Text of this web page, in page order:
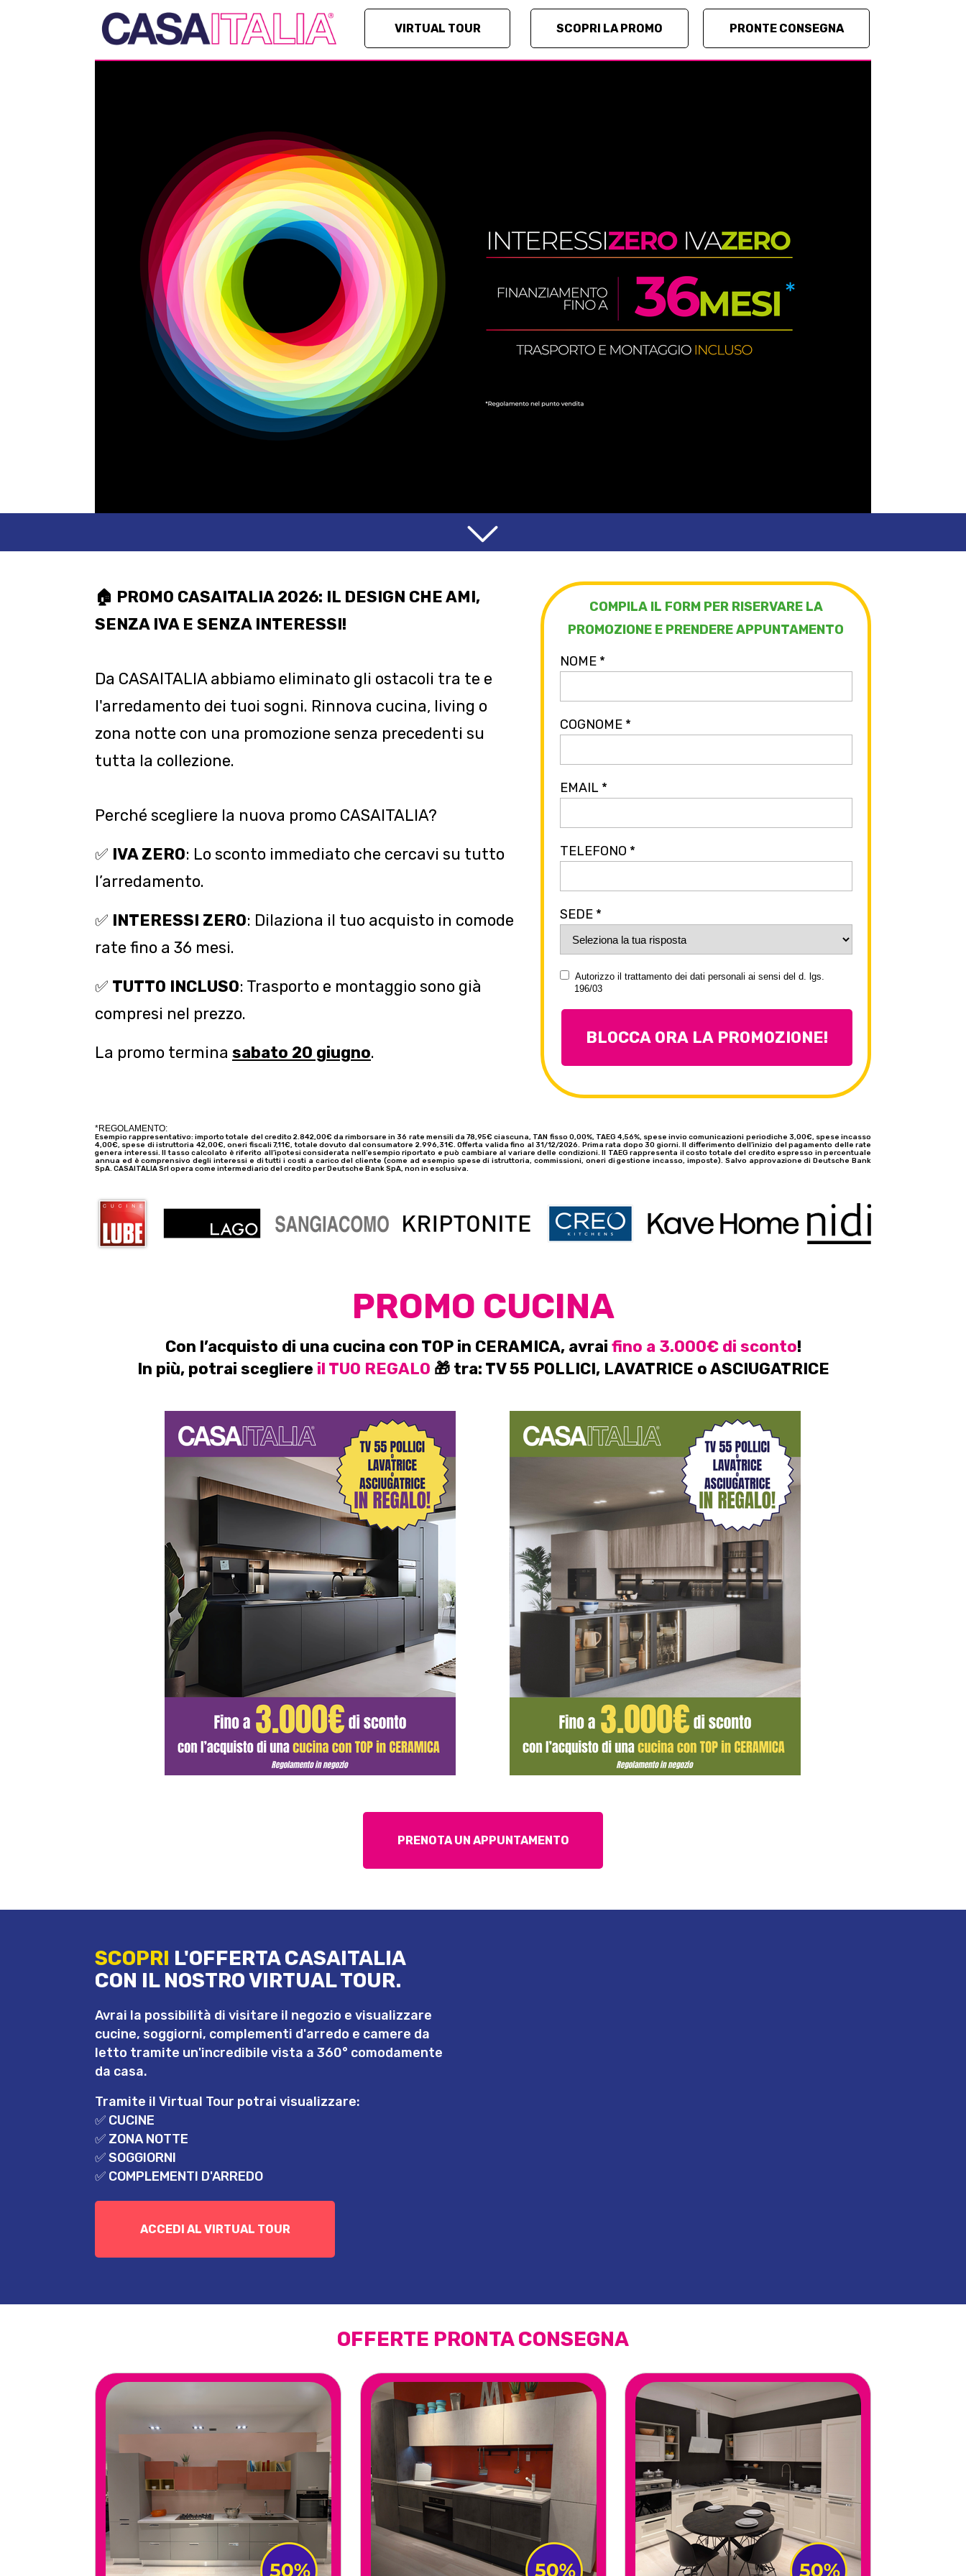
NOME *
COGNOME *
EMAIL *
TELEFONO *
SEDE *
Autorizzo il trattamento dei dati personali ai sensi del d. lgs.
196/03
BLOCCA ORA LA PROMOZIONE!
COMPILA IL FORM PER RISERVARE LA
PROMOZIONE E PRENDERE APPUNTAMENTO
SCOPRI L'OFFERTA CASAITALIA
CON IL NOSTRO VIRTUAL TOUR.
Avrai la possibilità di visitare il negozio e visualizzare
cucine, soggiorni, complementi d'arredo e camere da
letto tramite un'incredibile vista a 360° comodamente
da casa.
Tramite il Virtual Tour potrai visualizzare:
✅ CUCINE
✅ ZONA NOTTE
✅ SOGGIORNI
✅ COMPLEMENTI D'ARREDO
ACCEDI AL VIRTUAL TOUR
VIRTUAL TOUR SCOPRI LA PROMO PRONTE CONSEGNA
*REGOLAMENTO:
Esempio rappresentativo: importo totale del credito 2.842,00€ da rimborsare in 36 rate mensili da 78,95€ ciascuna, TAN fisso 0,00%, TAEG 4,56%, spese invio comunicazioni periodiche 3,00€, spese incasso
4,00€, spese di istruttoria 42,00€, oneri fiscali 7,11€, totale dovuto dal consumatore 2.996,31€. Offerta valida fino al 31/12/2026. Prima rata dopo 30 giorni. Il differimento dell’inizio del pagamento delle rate
genera interessi. Il tasso calcolato è riferito all’ipotesi considerata nell’esempio riportato e può cambiare al variare delle condizioni. Il TAEG rappresenta il costo totale del credito espresso in percentuale
annua ed è comprensivo degli interessi e di tutti i costi a carico del cliente (come ad esempio spese di istruttoria, commissioni, oneri di gestione incasso, imposte). Salvo approvazione di Deutsche Bank
SpA. CASAITALIA Srl opera come intermediario del credito per Deutsche Bank SpA, non in esclusiva.
OFFERTE PRONTA CONSEGNA
Con l’acquisto di una cucina con TOP in CERAMICA, avrai fino a 3.000€ di sconto!
In più, potrai scegliere il TUO REGALO 🎁 tra: TV 55 POLLICI, LAVATRICE o ASCIUGATRICE
PRENOTA UN APPUNTAMENTO
🏠 PROMO CASAITALIA 2026: IL DESIGN CHE AMI,
SENZA IVA E SENZA INTERESSI!
Da CASAITALIA abbiamo eliminato gli ostacoli tra te e
l'arredamento dei tuoi sogni. Rinnova cucina, living o
zona notte con una promozione senza precedenti su
tutta la collezione.
Perché scegliere la nuova promo CASAITALIA?
✅ IVA ZERO: Lo sconto immediato che cercavi su tutto
l’arredamento.
✅ INTERESSI ZERO: Dilaziona il tuo acquisto in comode
rate fino a 36 mesi.
✅ TUTTO INCLUSO: Trasporto e montaggio sono già
compresi nel prezzo.
La promo termina sabato 20 giugno.
PROMO CUCINA